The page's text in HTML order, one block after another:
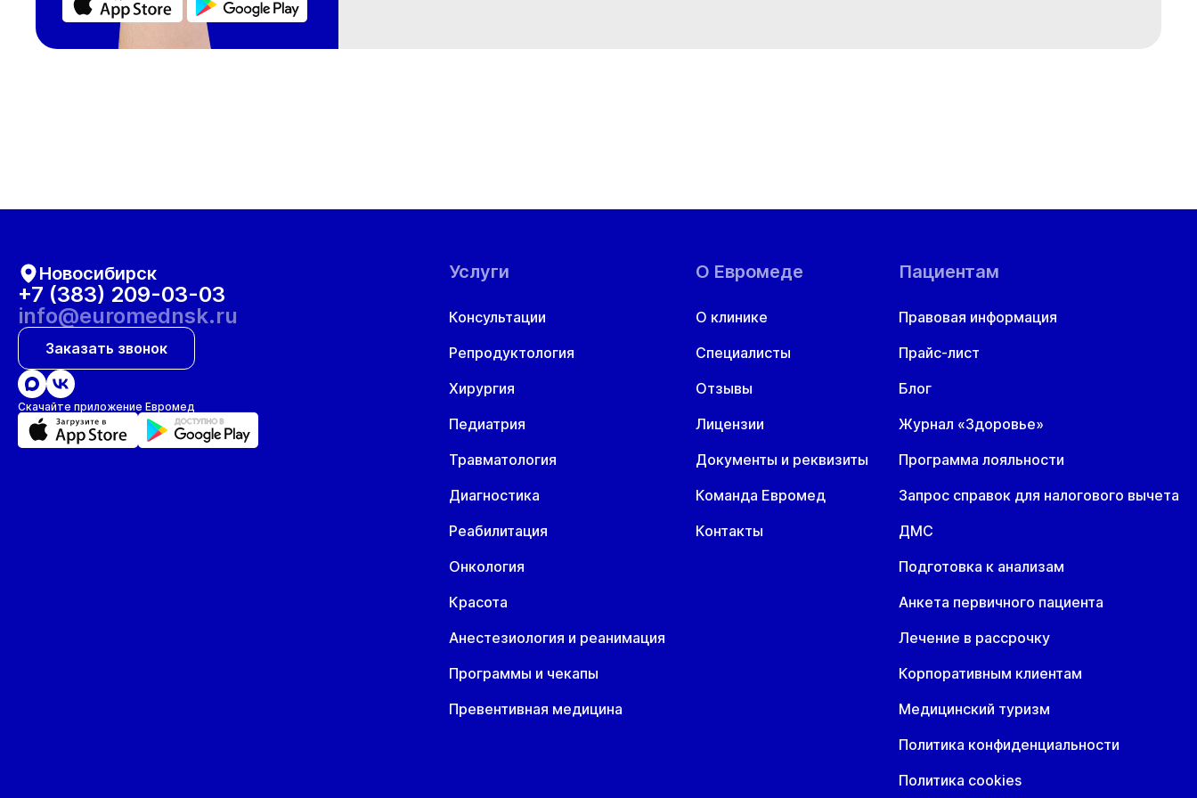
Новосибирск
+7 (383) 209-03-03
info@euromednsk.ru
Заказать звонок
Скачайте приложение Евромед
Услуги
Консультации
Репродуктология
Хирургия
Педиатрия
Травматология
Диагностика
Реабилитация
Онкология
Красота
Анестезиология и реанимация
Программы и чекапы
Превентивная медицина
О Евромеде
О клинике
Специалисты
Отзывы
Лицензии
Документы и реквизиты
Команда Евромед
Контакты
Пациентам
Правовая информация
Прайс-лист
Блог
Журнал «Здоровье»
Программа лояльности
Запрос справок для налогового вычета
ДМС
Подготовка к анализам
Анкета первичного пациента
Лечение в рассрочку
Корпоративным клиентам
Медицинский туризм
Политика конфиденциальности
Политика cookies